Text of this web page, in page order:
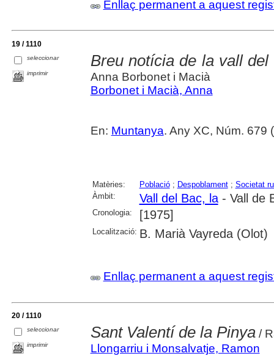
Enllaç permanent a aquest
19 / 1110
seleccionar
imprimir
Breu notícia de la vall
Anna Borbonet i Macià
Borbonet i Macià, Anna
En: Muntanya. Any XC, Núm. 679
Matèries: Població; Despoblament; Societat
Àmbit:
Vall del Bac, la- Vall de
Cronologia: [1975]
Localització: B. Marià Vayreda (Olot)
Enllaç permanent a aquest
20 / 1110
seleccionar
imprimir
Sant Valentí de la Pinya/
Llongarriu i Monsalvatje, Ramon